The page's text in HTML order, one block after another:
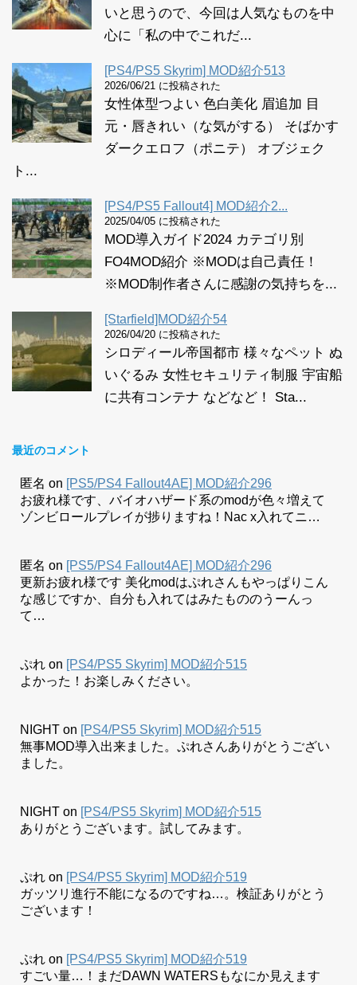
いと思うので、今回は人気なものを中
心に「私の中でこれだ...
[PS4/PS5 Skyrim] MOD紹介513
2026/06/21 に投稿された
女性体型つよい 色白美化 眉追加 目
元・唇きれい（な気がする） そばかす
ダークエロフ（ポニテ） オブジェク
ト...
[PS4/PS5 Fallout4] MOD紹介2...
2025/04/05 に投稿された
MOD導入ガイド2024 カテゴリ別
FO4MOD紹介 ※MODは自己責任！
※MOD制作者さんに感謝の気持ちを...
[Starfield]MOD紹介54
2026/04/20 に投稿された
シロディール帝国都市 様々なペット ぬ
いぐるみ 女性セキュリティ制服 宇宙船
に共有コンテナ などなど！ Sta...
最近のコメント
匿名 on [PS5/PS4 Fallout4AE] MOD紹介296
お疲れ様です、バイオハザード系のmodが色々増えて
ゾンビロールプレイが捗りますね！Nac x入れてニ…
匿名 on [PS5/PS4 Fallout4AE] MOD紹介296
更新お疲れ様です 美化modはぷれさんもやっぱりこん
な感じですか、自分も入れてはみたもののうーんっ
て…
ぷれ on [PS4/PS5 Skyrim] MOD紹介515
よかった！お楽しみください。
NIGHT on [PS4/PS5 Skyrim] MOD紹介515
無事MOD導入出来ました。ぷれさんありがとうござい
ました。
NIGHT on [PS4/PS5 Skyrim] MOD紹介515
ありがとうございます。試してみます。
ぷれ on [PS4/PS5 Skyrim] MOD紹介519
ガッツリ進行不能になるのですね…。検証ありがとう
ございます！
ぷれ on [PS4/PS5 Skyrim] MOD紹介519
すごい量…！まだDAWN WATERSもなにか見えます